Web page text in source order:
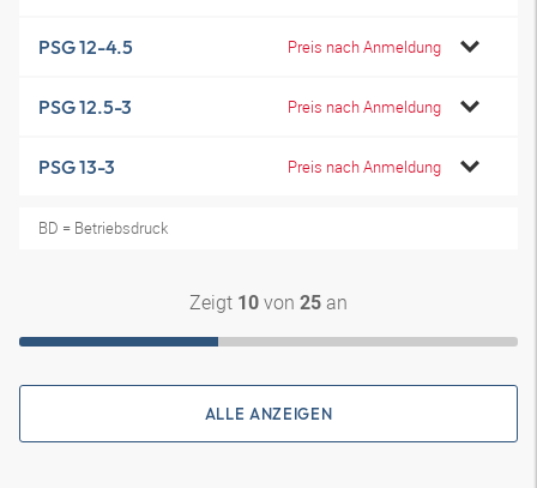
PSG 12-4.5 Preis nach Anmeldung
PSG 12.5-3 Preis nach Anmeldung
PSG 13-3 Preis nach Anmeldung
BD = Betriebsdruck
Zeigt 10 von 25 an
ALLE ANZEIGEN